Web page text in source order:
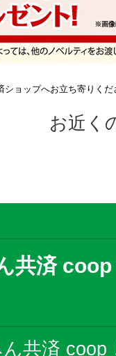
ショップへお立ち寄りくだ
お近く
共済 coop
共済 coop